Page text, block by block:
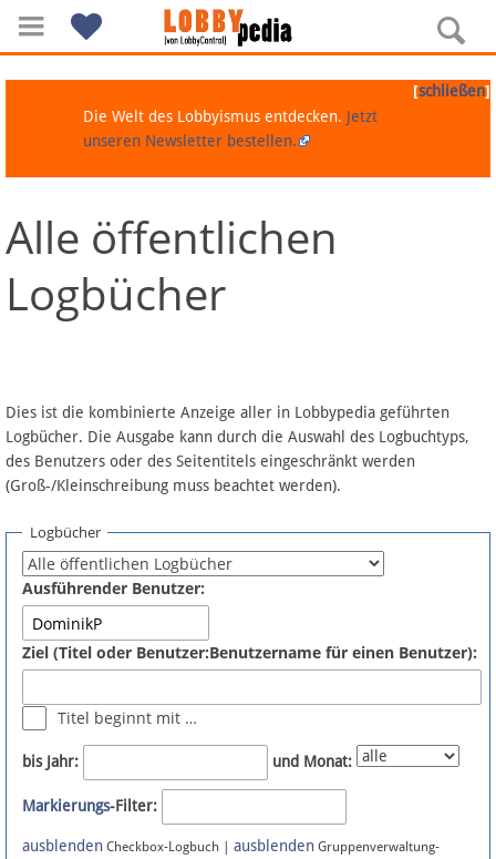
Navigation
Über Lobbypedia
Artikel nach Kategorien
FAQ
Fördermitglied werden
Fehler melden
Newsletter
Bluesky
Facebook
[schließen]
Die Welt des Lobbyismus entdecken. Jetzt
unseren Newsletter bestellen.
Alle öffentlichen
Logbücher
Dies ist die kombinierte Anzeige aller in Lobbypedia geführten
Logbücher. Die Ausgabe kann durch die Auswahl des Logbuchtyps,
des Benutzers oder des Seitentitels eingeschränkt werden
(Groß-/Kleinschreibung muss beachtet werden).
Logbücher
Ausführender Benutzer:
Ziel (Titel oder Benutzer:Benutzername für einen Benutzer):
Titel beginnt mit …
bis Jahr: und Monat:
Markierungs-Filter:
ausblenden Checkbox-Logbuch | ausblenden Gruppenverwaltung-